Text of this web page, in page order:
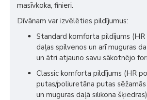
masīvkoka, finieri.
Dīvānam var izvēlēties pildījumus:
Standard komforta pildījums (HR
daļas spilvenos un arī muguras
un ātri atjauno savu sākotnējo
Classic komforta pildījums (HR
putas/poliuretāna putas
un muguras daļā silikona